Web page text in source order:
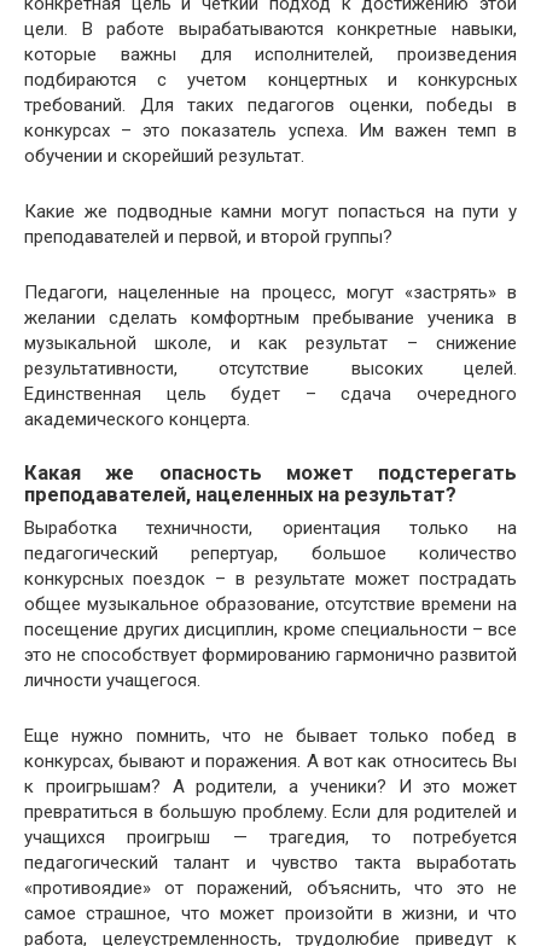
цели. В работе вырабатываются конкретные навыки,
которые важны для исполнителей, произведения
подбираются с учетом концертных и конкурсных
требований. Для таких педагогов оценки, победы в
конкурсах – это показатель успеха. Им важен темп в
обучении и скорейший результат.
Какие же подводные камни могут попасться на пути у
преподавателей и первой, и второй группы?
Педагоги, нацеленные на процесс, могут «застрять» в
желании сделать комфортным пребывание ученика в
музыкальной школе, и как результат – снижение
результативности, отсутствие высоких целей.
Единственная цель будет – сдача очередного
академического концерта.
Какая же опасность может подстерегать
преподавателей, нацеленных на результат?
Выработка техничности, ориентация только на
педагогический репертуар, большое количество
конкурсных поездок – в результате может пострадать
общее музыкальное образование, отсутствие времени на
посещение других дисциплин, кроме специальности – все
это не способствует формированию гармонично развитой
личности учащегося.
Еще нужно помнить, что не бывает только побед в
конкурсах, бывают и поражения. А вот как относитесь Вы
к проигрышам? А родители, а ученики? И это может
превратиться в большую проблему. Если для родителей и
учащихся проигрыш — трагедия, то потребуется
педагогический талант и чувство такта выработать
«противоядие» от поражений, объяснить, что это не
самое страшное, что может произойти в жизни, и что
работа, целеустремленность, трудолюбие приведут к